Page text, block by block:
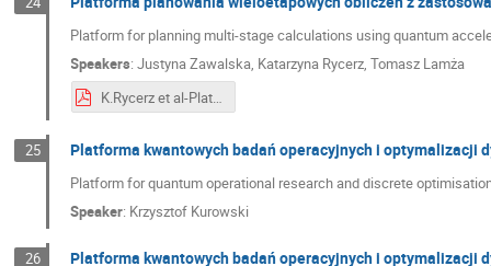
Platform for planning multi-stage calculations using quantum
Speakers:Justyna Zawalska, Katarzyna Rycerz,Tomasz Lamża
K.Rycerz et al-Platform for workflow scheduling with quantum accelerators.pdf
25 Platforma kwantowych badań operacyjnych i optymalizacji
Platform for quantum operational research and discrete
Speaker: Krzysztof Kurowski
26 Platforma kwantowych badań operacyjnych i optymalizacji